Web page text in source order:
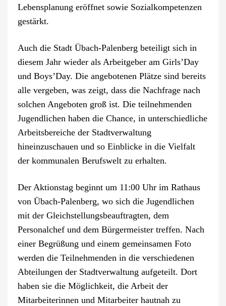
Lebensplanung eröffnet sowie Sozialkompetenzen
gestärkt.
Auch die Stadt Übach-Palenberg beteiligt sich in
diesem Jahr wieder als Arbeitgeber am Girls’Day
und Boys’Day. Die angebotenen Plätze sind bereits
alle vergeben, was zeigt, dass die Nachfrage nach
solchen Angeboten groß ist. Die teilnehmenden
Jugendlichen haben die Chance, in unterschiedliche
Arbeitsbereiche der Stadtverwaltung
hineinzuschauen und so Einblicke in die Vielfalt
der kommunalen Berufswelt zu erhalten.
Der Aktionstag beginnt um 11:00 Uhr im Rathaus
von Übach-Palenberg, wo sich die Jugendlichen
mit der Gleichstellungsbeauftragten, dem
Personalchef und dem Bürgermeister treffen. Nach
einer Begrüßung und einem gemeinsamen Foto
werden die Teilnehmenden in die verschiedenen
Abteilungen der Stadtverwaltung aufgeteilt. Dort
haben sie die Möglichkeit, die Arbeit der
Mitarbeiterinnen und Mitarbeiter hautnah zu